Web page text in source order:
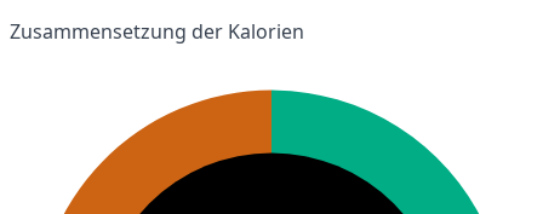
Zusammensetzung der Kalorien